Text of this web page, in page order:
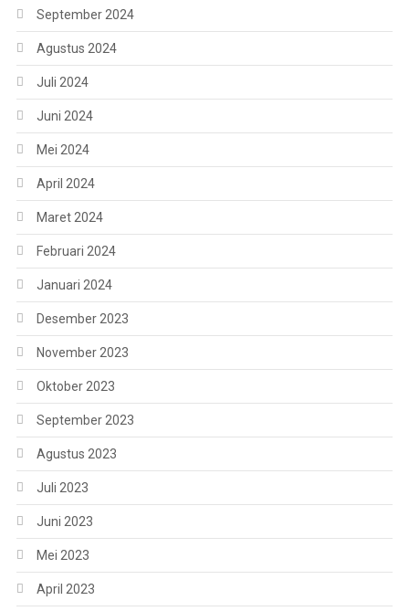
September 2024
Agustus 2024
Juli 2024
Juni 2024
Mei 2024
April 2024
Maret 2024
Februari 2024
Januari 2024
Desember 2023
November 2023
Oktober 2023
September 2023
Agustus 2023
Juli 2023
Juni 2023
Mei 2023
April 2023